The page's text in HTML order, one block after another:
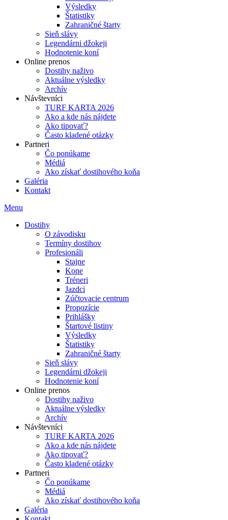
Výsledky
Štatistiky
Zahraničné štarty
Sieň slávy
Legendárni džokeji
Hodnotenie koní
Online prenos
Dostihy naživo
Aktuálne výsledky
Archív
Návštevníci
TURF KARTA 2026
Ako a kde nás nájdete
Ako tipovať?
Často kladené otázky
Partneri
Čo ponúkame
Médiá
Ako získať dostihového koňa
Galéria
Kontakt
Menu
Dostihy
O závodisku
Termíny dostihov
Profesionáli
Stajne
Kone
Tréneri
Jazdci
Zúčtovacie centrum
Propozície
Prihlášky
Štartové listiny
Výsledky
Štatistiky
Zahraničné štarty
Sieň slávy
Legendárni džokeji
Hodnotenie koní
Online prenos
Dostihy naživo
Aktuálne výsledky
Archív
Návštevníci
TURF KARTA 2026
Ako a kde nás nájdete
Ako tipovať?
Často kladené otázky
Partneri
Čo ponúkame
Médiá
Ako získať dostihového koňa
Galéria